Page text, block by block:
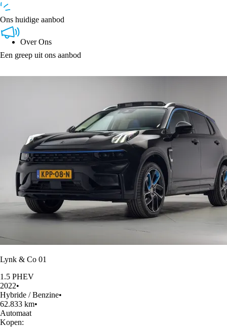
Over Ons
Ons huidige aanbod
Een greep uit ons aanbod
Lynk & Co 01
1.5 PHEV
2022•
Hybride / Benzine•
62.833 km•
Automaat
Kopen: